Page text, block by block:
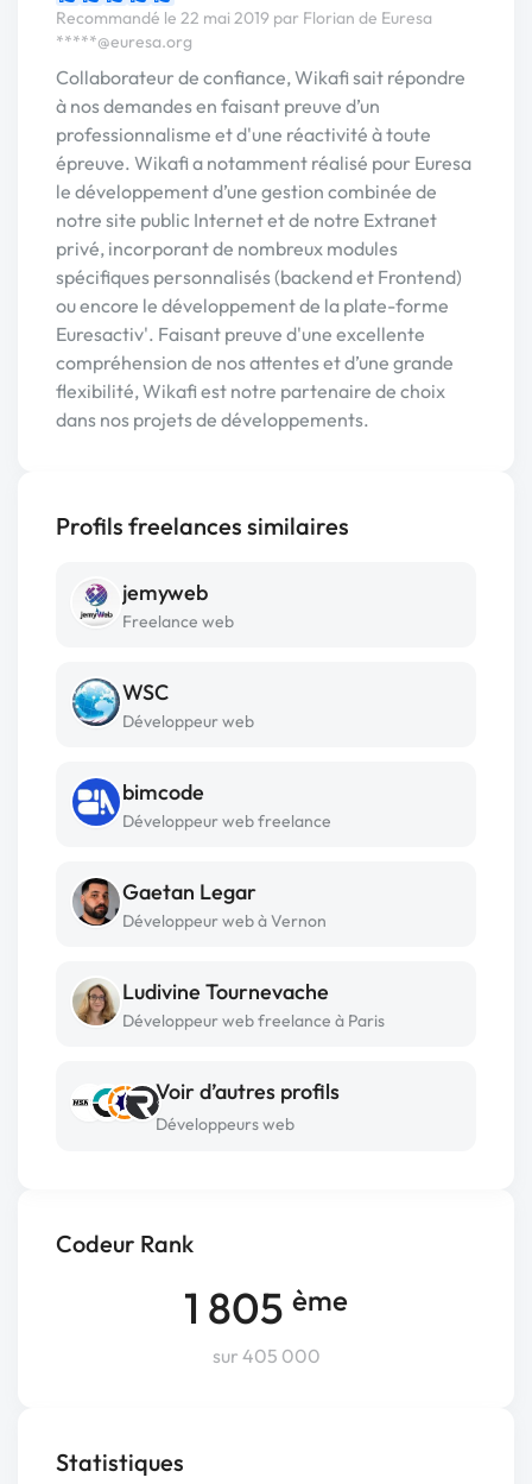
Codeur Rank
1 805 ème
sur 405 000
Statistiques
Recommandé le 22 mai 2019 par Florian de Euresa
*****@euresa.org
Collaborateur de confiance, Wikafi sait répondre
à nos demandes en faisant preuve d’un
professionnalisme et d'une réactivité à toute
épreuve. Wikafi a notamment réalisé pour Euresa
le développement d’une gestion combinée de
notre site public Internet et de notre Extranet
privé, incorporant de nombreux modules
spécifiques personnalisés (backend et Frontend)
ou encore le développement de la plate-forme
Euresactiv'. Faisant preuve d'une excellente
compréhension de nos attentes et d’une grande
flexibilité, Wikafi est notre partenaire de choix
dans nos projets de développements.
Profils freelances similaires
jemyweb
Freelance web
WSC
Développeur web
bimcode
Développeur web freelance
Gaetan Legar
Développeur web à Vernon
Ludivine Tournevache
Développeur web freelance à Paris
Voir d’autres profils
Développeurs web